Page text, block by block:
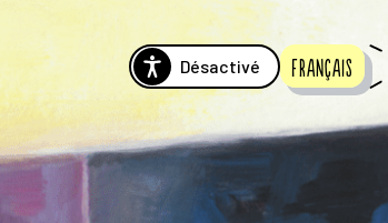
Désactivé Français